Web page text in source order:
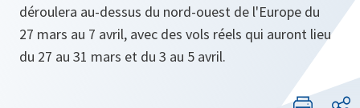
déroulera au-dessus du nord-ouest de l'Europe du
27 mars au 7 avril, avec des vols réels qui auront lieu
du 27 au 31 mars et du 3 au 5 avril.